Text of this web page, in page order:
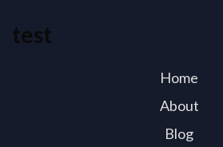
test
Home
About
Blog